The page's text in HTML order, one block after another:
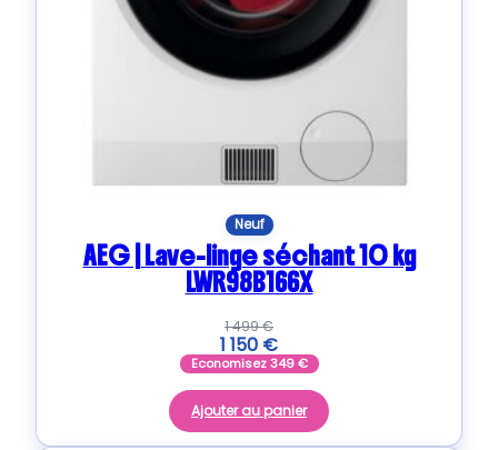
Neuf
AEG | Lave-linge séchant 10 kg
LWR98B166X
1 499€
1 150 €
Economisez349€
Ajouter au panier